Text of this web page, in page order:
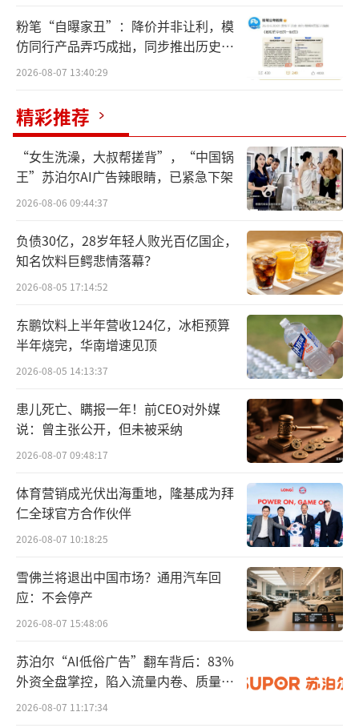
国家市场监督管理总局网站披露，2023
年，涉及起亚汽车的召回共有4起，包括狮铂拓
界、第四代嘉华、索兰托等多个热销车型，总
具体来看：2023年12月，因车顶内衬与内
衬支架之间粘合剂涂胶不匀，增加乘车人员受
伤风险的问题，部分进口起亚霸锐汽车被召
回，共计8284辆。
2023年10月，因相关车辆怠速启停系统（I
SG）的变速箱电动油泵控制器电路板在制造过
程中受损，导致车辆发生火灾的风险增大，起
亚汽车召回部分狮铂拓界、第四代嘉华汽车，
共计2254辆。
动侧滑门在开关过程中无提示，存在乘客（儿
童）被夹伤的风险被召回，共计5297辆。
2023年5月，部分进口起亚索兰托汽车存在
连杆瓦过早磨损等发动机损坏的情况而被召
回，共计3.33万辆。
虽然相较前述在美召回，起亚汽车在华召
回数量较低，但这是建立在起亚在华销量规模
较小的基础上。
天眼查显示，2023年全年，起亚在华合资
公司悦达起亚共实现销量16.6万辆，除去整车
出口的8.6万辆，在国内销量约为8万辆——与巅
粉笔“自曝家丑”：降价并非让利，模
仿同行产品弄巧成拙，同步推出历史学
员退费方案
2026-08-07 13:40:29
精彩推荐
“女生洗澡，大叔帮搓背”，“中国锅
王”苏泊尔AI广告辣眼睛，已紧急下架
2026-08-06 09:44:37
负债30亿，28岁年轻人败光百亿国企，
知名饮料巨鳄悲情落幕？
2026-08-05 17:14:52
东鹏饮料上半年营收124亿，冰柜预算
半年烧完，华南增速见顶
2026-08-05 14:13:37
患儿死亡、瞒报一年！前CEO对外媒
说：曾主张公开，但未被采纳
2026-08-07 09:48:17
体育营销成光伏出海重地，隆基成为拜
仁全球官方合作伙伴
2026-08-07 10:18:25
雪佛兰将退出中国市场？通用汽车回
应：不会停产
2026-08-07 15:48:06
苏泊尔“AI低俗广告”翻车背后：83%
外资全盘掌控，陷入流量内卷、质量频
发的负循环
2026-08-07 11:17:34